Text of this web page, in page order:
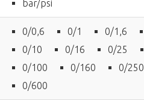
bar/psi
0/0,6 0/1 0/1,6
0/10
0/16 0/25
0/100
0/160 0/250
0/600